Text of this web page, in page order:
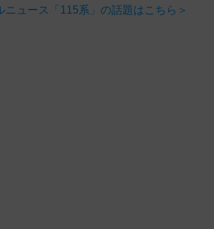
ニュース「115系」の話題はこちら＞